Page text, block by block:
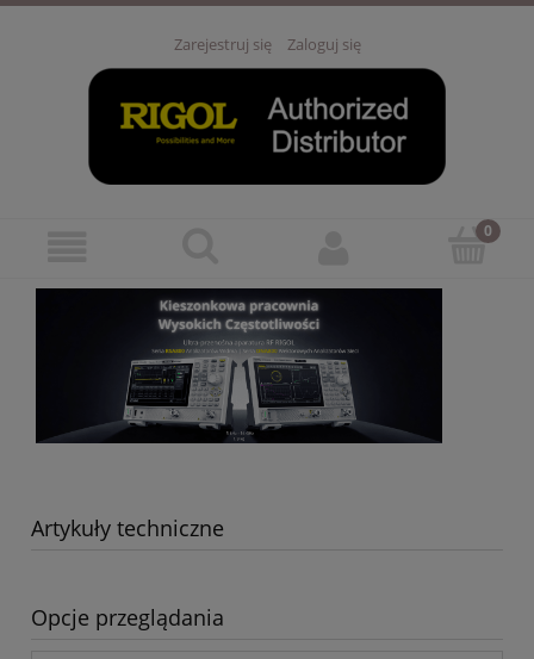
Zarejestruj się Zaloguj się
Artykuły techniczne
Opcje przeglądania